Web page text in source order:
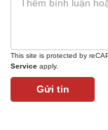
This site is protected by
Service apply.
Gửi tin